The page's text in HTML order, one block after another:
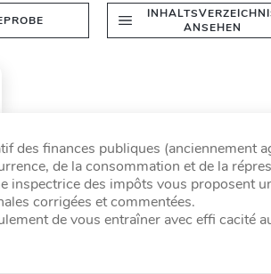
ANSEHEN
des finances publiques (anciennement
de la consommation et de la
inspectrice des impôts vous proposent
corrigées et commentées.
de vous entraîner avec effi cacité